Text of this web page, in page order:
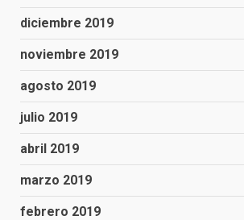
diciembre 2019
noviembre 2019
agosto 2019
julio 2019
abril 2019
marzo 2019
febrero 2019